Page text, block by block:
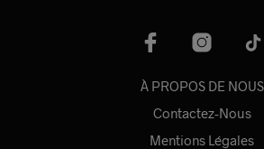
À PROPOS DE NOUS
Contactez-Nous
Mentions Légales